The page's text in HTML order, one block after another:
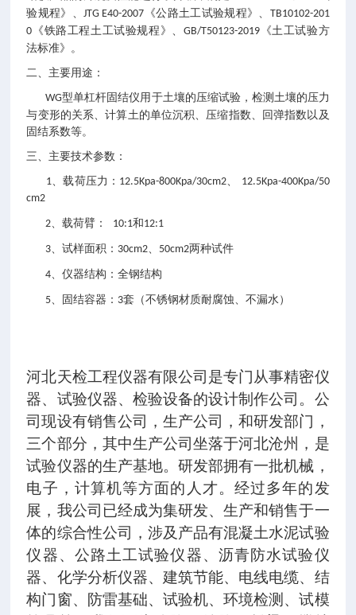
验规程》、JTG E40-2007 《公路土工试验规程》、 TB10102-201
0 《铁路工程土工试验规程》、 GB/T50123-2019《土工试验方
法标准》。
二、主要用途 ：
WG型单杠杆固结仪用于土壤的压缩试验，检测土壤的压力
与变形的关系、计算土的单位沉积、压缩指数、回弹指数以及
固结系数等。
三、主要技术参数 ：
1、载荷压力： 12.5Kpa-800Kpa/30cm2、 12.5Kpa-400Kpa/50
cm2
2、载荷臂： 10:1和 12:1
3、试样面积： 30cm2、 50cm2两种试件
4、仪器结构：全钢结构
5、固结容器： 3套（不锈钢材质耐腐蚀、不漏水）
河北天检工程仪器有限公司是专门从事精密仪
器、试验仪器、检验设备的设计制作公司。公
司现设有销售公司，生产公司，和研发部门，
三个部分，其中生产公司坐落于河北沧州，是
试验仪器的生产基地。研发部拥有一批机械，
电子，计算机等方面的人才。经过多年的发
展，我公司已经成为集研发、生产和销售于一
体的综合性公司，涉及产品有混凝土水泥试验
仪器、公路土工试验仪器、沥青防水试验仪
器、化学分析仪器、建筑节能、电线电缆、结
构门窗、防雷基础、试验机、环境检测、试模